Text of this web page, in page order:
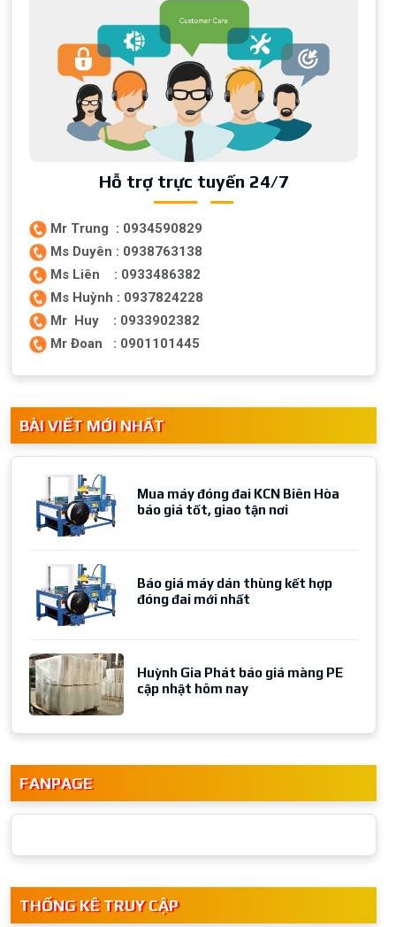
Hỗ trợ trực tuyến 24/7
Mr Trung : 0934590829
Ms Duyên : 0938763138
Ms Liên : 0933486382
Ms Huỳnh : 0937824228
Mr Huy : 0933902382
Mr Đoan : 0901101445
BÀI VIẾT MỚI NHẤT
Mua máy đóng đai KCN Biên Hòa
báo giá tốt, giao tận nơi
Báo giá máy dán thùng kết hợp
đóng đai mới nhất
Huỳnh Gia Phát báo giá màng PE
cập nhật hôm nay
FANPAGE
THỐNG KÊ TRUY CẬP